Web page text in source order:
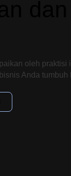
oleh praktisi
Anda tumbuh